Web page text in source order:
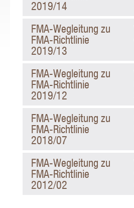
2019/14
FMA-Wegleitung zu
FMA-Richtlinie
2019/13
FMA-Wegleitung zu
FMA-Richtlinie
2019/12
FMA-Wegleitung zu
FMA-Richtlinie
2018/07
FMA-Wegleitung zu
FMA-Richtlinie
2012/02